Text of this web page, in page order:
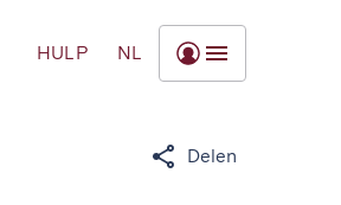
HULP NL
Delen